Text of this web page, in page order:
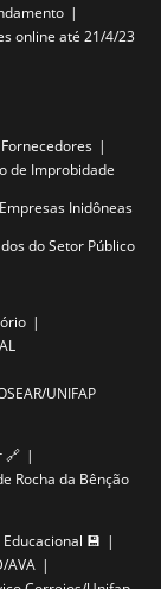
online até 21/4/23
de Improbidade
Inidôneas
do Setor Público
UNIFAP
🔗
Rocha da Bênção
💾
AVA